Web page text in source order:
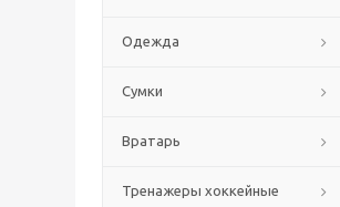
Одежда
Сумки
Вратарь
Тренажеры хоккейные